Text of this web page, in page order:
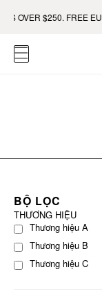
OVER $250. FREE
BỘ LỌC
THƯƠNG HIỆU
Thương hiệu A
Thương hiệu B
Thương hiệu C